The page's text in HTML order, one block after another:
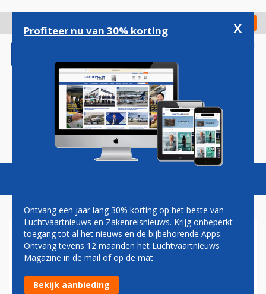
gaan
Check in
Magazine Podcasts Vacatures
ZAKENREISBRANCHE
DISCUSSIEERT OVER EEN
VOLLOPEND SCHIPHOL
Profiteer nu van 30% korting x
Ontvang een jaar lang 30% korting op het beste van
Luchtvaartnieuws en Zakenreisnieuws. Krijg onbeperkt
toegang tot al het nieuws en de bijbehorende Apps.
Ontvang tevens 12 maanden het Luchtvaartnieuws
Magazine in de mail of op de mat.
Bekijk aanbieding